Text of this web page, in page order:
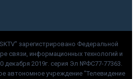
зарегистрировано Федеральной
связи, информационных технологий и
декабря 2019г. серия Эл №ФС77-77363.
автономное учреждение "Телевидение